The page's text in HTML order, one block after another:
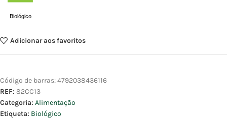
Biológico
Adicionar aos favoritos
Código de barras:4792038436116
REF: 82CC13
Categoria: Alimentação
Etiqueta: Biológico